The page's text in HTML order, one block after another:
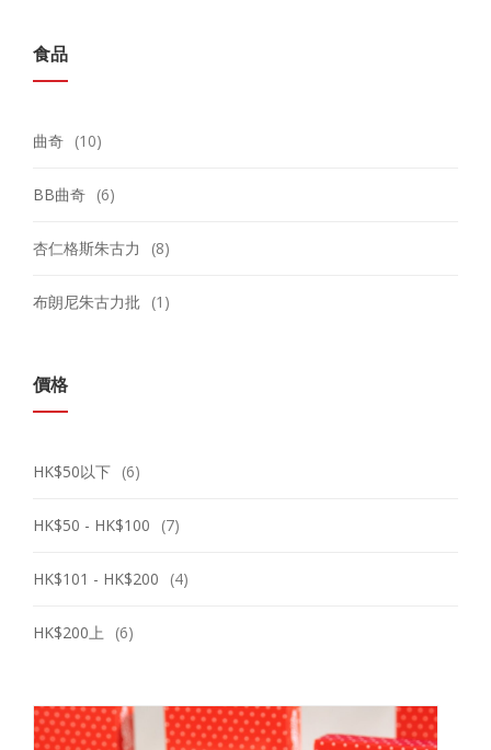
食品
曲奇 (10)
BB曲奇 (6)
杏仁格斯朱古力 (8)
布朗尼朱古力批 (1)
價格
HK$50以下 (6)
HK$50 - HK$100 (7)
HK$101 - HK$200 (4)
HK$200上 (6)